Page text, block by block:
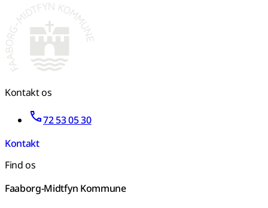
Kontakt os
72 53 05 30
Kontakt
Find os
Faaborg-Midtfyn Kommune